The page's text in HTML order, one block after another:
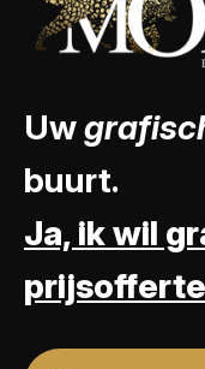
Uw
buurt.
Ja, ik wil